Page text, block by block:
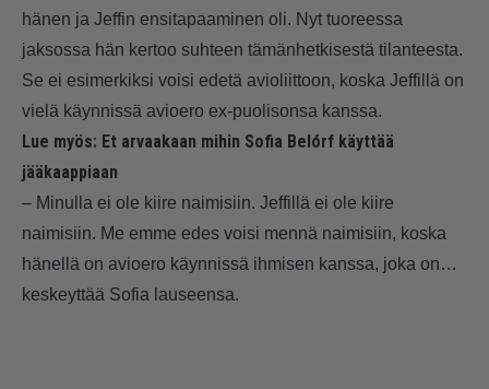
hänen ja Jeffin ensitapaaminen oli. Nyt tuoreessa
jaksossa hän kertoo suhteen tämänhetkisestä tilanteesta.
Se ei esimerkiksi voisi edetä avioliittoon, koska Jeffillä on
vielä käynnissä avioero ex-puolisonsa kanssa.
Lue myös: Et arvaakaan mihin Sofia Belórf käyttää
jääkaappiaan
– Minulla ei ole kiire naimisiin. Jeffillä ei ole kiire
naimisiin. Me emme edes voisi mennä naimisiin, koska
hänellä on avioero käynnissä ihmisen kanssa, joka on…
keskeyttää Sofia lauseensa.